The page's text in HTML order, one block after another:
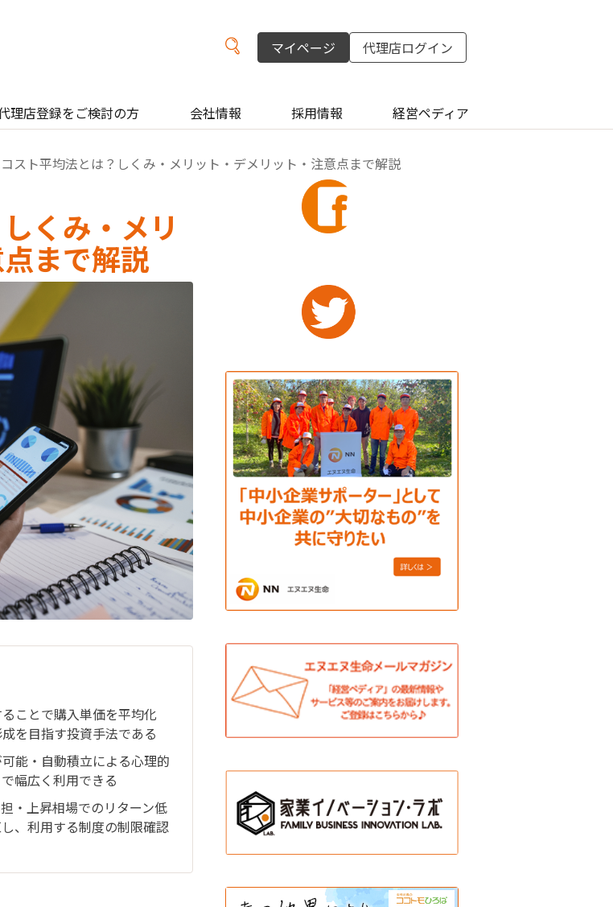
理店登録をご検討の方 会社情報 採用情報 経営ペディア
マイページ 代理店ログイン
スト平均法とは？しくみ・メリット・デメリット・注意点まで解説
くみ・メリ
まで解説
ことで購入単価を平均化
を目指す投資手法である
能・自動積立による心理的
幅広く利用できる
・上昇相場でのリターン低
、利用する制度の制限確認